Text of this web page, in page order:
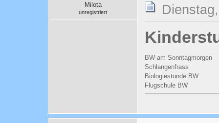
Milota
unregistriert
BW am Sonntagmorgen
Schlangenfrass
Biologiestunde BW
Flugschule BW